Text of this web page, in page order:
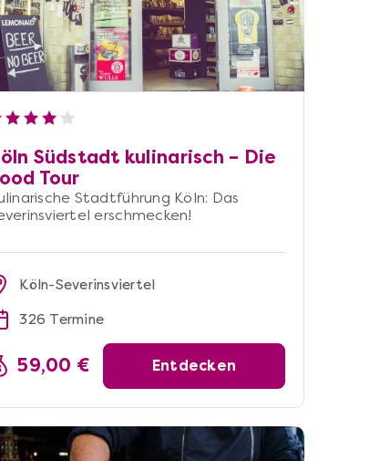
Südstadt kulinarisch – Die
Tour
Stadtführung Köln: Das
erschmecken!
Köln-Severinsviertel
326 Termine
59,00 € Entdecken